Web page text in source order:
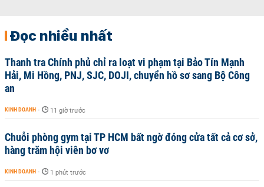
Đọc nhiều nhất
Thanh tra Chính phủ chỉ ra loạt vi phạm tại Bảo Tín Mạnh
Hải, Mi Hồng, PNJ, SJC, DOJI, chuyển hồ sơ sang Bộ Công
an
KINH DOANH - 11 giờ trước
Chuỗi phòng gym tại TP HCM bất ngờ đóng cửa tất cả cơ sở,
hàng trăm hội viên bơ vơ
KINH DOANH - 1 phút trước